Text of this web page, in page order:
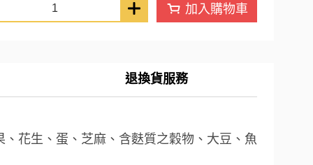
加入購物車
花生、蛋、芝麻、含麩質之穀物、大豆、魚
退換貨服務